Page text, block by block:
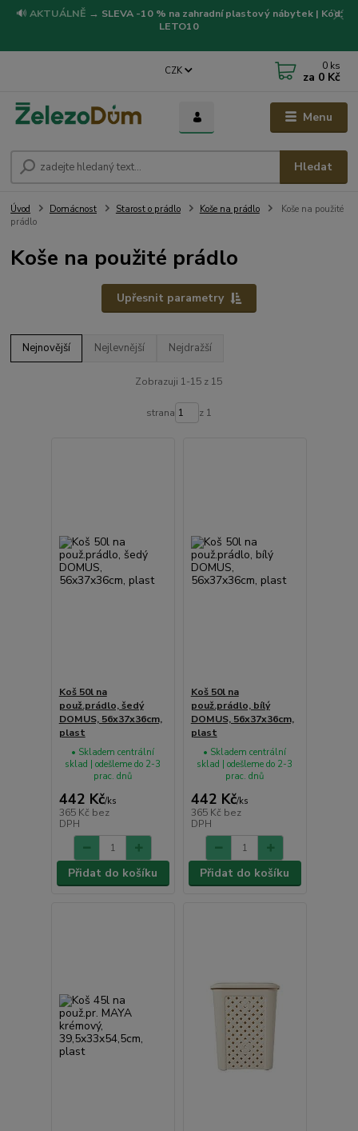
🔊 AKTUÁLNĚ → SLEVA -10 % na zahradní plastový nábytek | Kód:
LETO10
Menu
CZK
Hledat
0 ks
za 0 Kč
Úvod Domácnost Starost o prádlo Koše na prádlo
Koše na použité
prádlo
Koše na použité prádlo
Upřesnit parametry
Nejnovější Nejlevnější Nejdražší
Zobrazuji 1-15 z 15
strana z 1
Koš 50l na
použ.prádlo, šedý
DOMUS, 56x37x36cm,
plast
442 Kč/ks
365 Kč bez
DPH
• Skladem centrální
sklad | odešleme do 2-3
prac. dnů
Přidat do košíku
Koš 50l na
použ.prádlo, bílý
DOMUS, 56x37x36cm,
plast
442 Kč/ks
365 Kč bez
DPH
• Skladem centrální
sklad | odešleme do 2-3
prac. dnů
Přidat do košíku